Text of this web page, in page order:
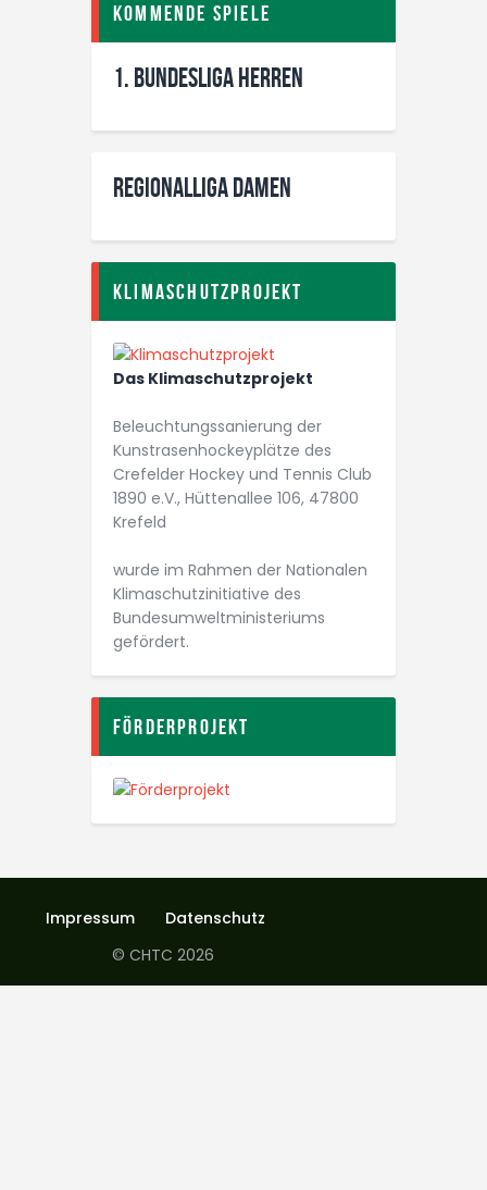
Kommende Spiele
1. Bundesliga Herren
Regionalliga Damen
Klimaschutzprojekt
Das Klimaschutzprojekt
Beleuchtungs­­sanierung der
Kunstrasen­­hockey­plätze des
Crefelder Hockey und Tennis Club
1890 e.V., Hüttenallee 106, 47800
Krefeld
wurde im Rahmen der Nationalen
Klimaschutz­initiative des
Bundesumwelt­ministeriums
gefördert.
Förderprojekt
Impressum
Datenschutz
© CHTC 2026